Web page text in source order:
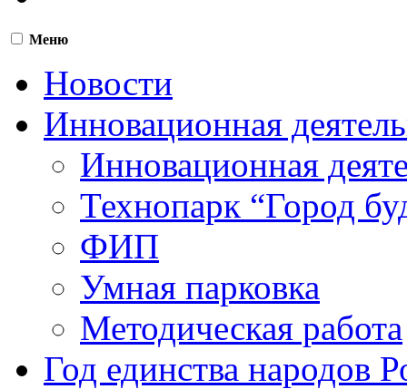
Меню
Новости
Инновационная
Инновационная
Технопарк “Город
ФИП
Умная парковка
Методическая работа
Год единства народов